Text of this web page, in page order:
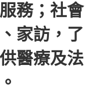
務；社會
家訪，了
醫療及法